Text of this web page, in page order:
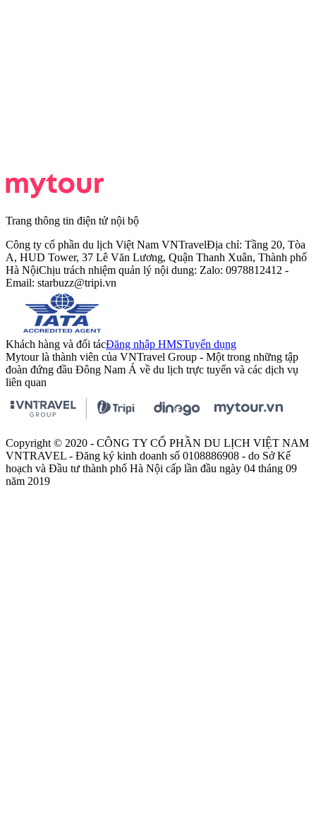
Trang thông tin điện tử nội bộ
Công ty cổ phần du lịch Việt Nam VNTravelĐịa chỉ: Tầng 20, Tòa
A, HUD Tower, 37 Lê Văn Lương, Quận Thanh Xuân, Thành phố
Hà NộiChịu trách nhiệm quản lý nội dung: Zalo: 0978812412 -
Email: starbuzz@tripi.vn
Khách hàng và đối tácĐăng nhập HMSTuyển dụng
Mytour là thành viên của VNTravel Group - Một trong những tập
đoàn đứng đầu Đông Nam Á về du lịch trực tuyến và các dịch vụ
liên quan
Copyright © 2020 - CÔNG TY CỔ PHẦN DU LỊCH VIỆT NAM
VNTRAVEL - Đăng ký kinh doanh số 0108886908 - do Sở Kế
hoạch và Đầu tư thành phố Hà Nội cấp lần đầu ngày 04 tháng 09
năm 2019